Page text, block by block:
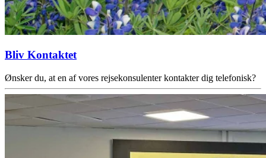
Bliv Kontaktet
Ønsker du, at en af vores rejsekonsulenter kontakter dig telefonisk?